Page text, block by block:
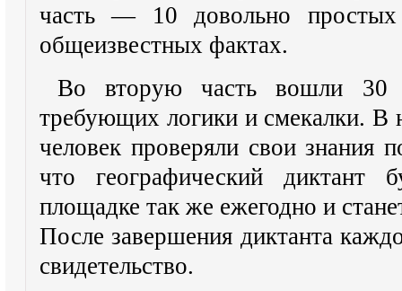
часть — 10 довольно
общеизвестных фактах.
Во вторую часть вошли 30
требующих логики и смекалки. В
человек проверяли свои знания
что географический диктант
площадке так же ежегодно и
После завершения диктанта
свидетельство.